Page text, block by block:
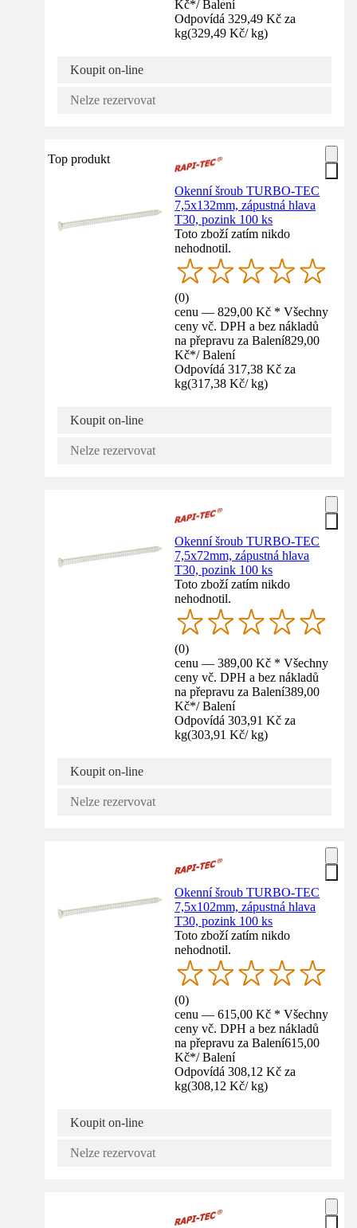
Kč*/ Balení
Odpovídá 329,49 Kč za
kg(329,49 Kč/ kg)
Koupit on-line
Nelze rezervovat
Top produkt
Okenní šroub TURBO-TEC
7,5x132mm, zápustná hlava
T30, pozink 100 ks
Toto zboží zatím nikdo
nehodnotil.
(0)
cenu — 829,00 Kč * Všechny
ceny vč. DPH a bez nákladů
na přepravu za Balení829,00
Kč*/ Balení
Odpovídá 317,38 Kč za
kg(317,38 Kč/ kg)
Koupit on-line
Nelze rezervovat
Okenní šroub TURBO-TEC
7,5x72mm, zápustná hlava
T30, pozink 100 ks
Toto zboží zatím nikdo
nehodnotil.
(0)
cenu — 389,00 Kč * Všechny
ceny vč. DPH a bez nákladů
na přepravu za Balení389,00
Kč*/ Balení
Odpovídá 303,91 Kč za
kg(303,91 Kč/ kg)
Koupit on-line
Nelze rezervovat
Okenní šroub TURBO-TEC
7,5x102mm, zápustná hlava
T30, pozink 100 ks
Toto zboží zatím nikdo
nehodnotil.
(0)
cenu — 615,00 Kč * Všechny
ceny vč. DPH a bez nákladů
na přepravu za Balení615,00
Kč*/ Balení
Odpovídá 308,12 Kč za
kg(308,12 Kč/ kg)
Koupit on-line
Nelze rezervovat